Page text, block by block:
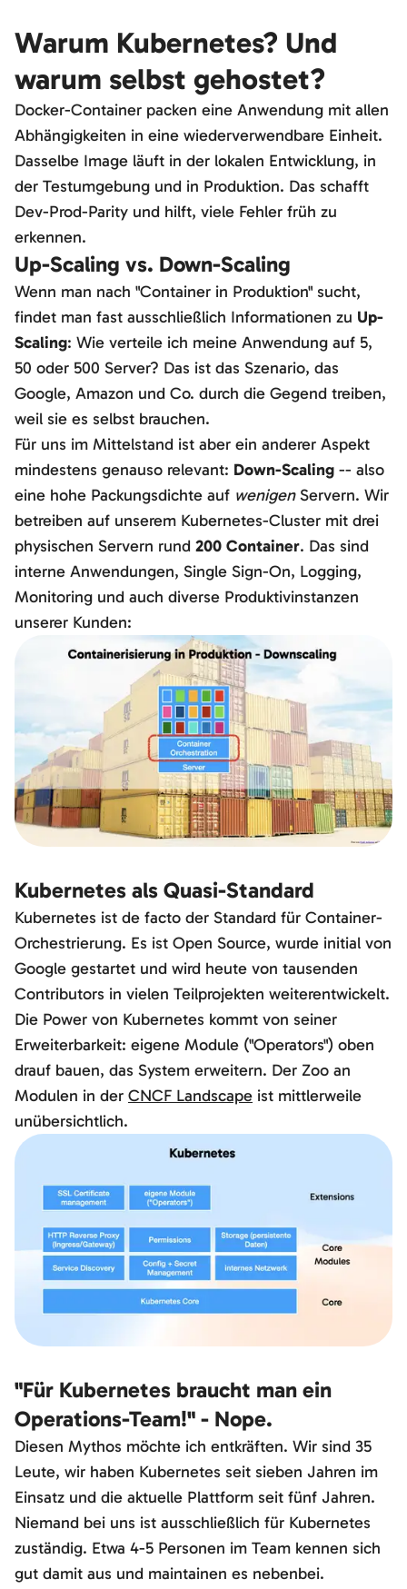
Warum Kubernetes? Und
warum selbst gehostet?
Docker-Container packen eine Anwendung mit allen
Abhängigkeiten in eine wiederverwendbare Einheit.
Dasselbe Image läuft in der lokalen Entwicklung, in
der Testumgebung und in Produktion. Das schafft
Dev-Prod-Parity und hilft, viele Fehler früh zu
erkennen.
Up-Scaling vs. Down-Scaling
Wenn man nach "Container in Produktion" sucht,
findet man fast ausschließlich Informationen zu Up-
Scaling: Wie verteile ich meine Anwendung auf 5,
50 oder 500 Server? Das ist das Szenario, das
Google, Amazon und Co. durch die Gegend treiben,
weil sie es selbst brauchen.
Für uns im Mittelstand ist aber ein anderer Aspekt
mindestens genauso relevant: Down-Scaling -- also
eine hohe Packungsdichte auf wenigen Servern. Wir
betreiben auf unserem Kubernetes-Cluster mit drei
physischen Servern rund 200 Container. Das sind
interne Anwendungen, Single Sign-On, Logging,
Monitoring und auch diverse Produktivinstanzen
unserer Kunden:
Kubernetes als Quasi-Standard
Kubernetes ist de facto der Standard für Container-
Orchestrierung. Es ist Open Source, wurde initial von
Google gestartet und wird heute von tausenden
Contributors in vielen Teilprojekten weiterentwickelt.
Die Power von Kubernetes kommt von seiner
Erweiterbarkeit: eigene Module ("Operators") oben
drauf bauen, das System erweitern. Der Zoo an
Modulen in der CNCF Landscape ist mittlerweile
unübersichtlich.
"Für Kubernetes braucht man ein
Operations-Team!" - Nope.
Diesen Mythos möchte ich entkräften. Wir sind 35
Leute, wir haben Kubernetes seit sieben Jahren im
Einsatz und die aktuelle Plattform seit fünf Jahren.
Niemand bei uns ist ausschließlich für Kubernetes
zuständig. Etwa 4-5 Personen im Team kennen sich
gut damit aus und maintainen es nebenbei.